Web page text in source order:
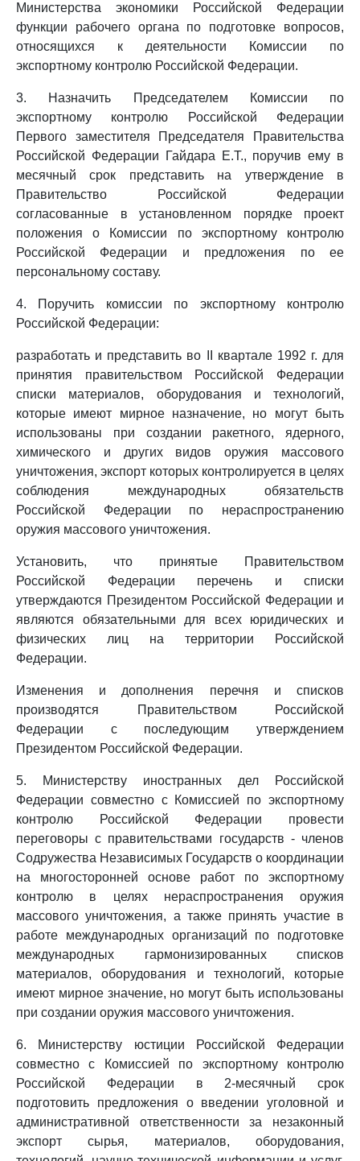
Министерства экономики Российской Федерации
функции рабочего органа по подготовке вопросов,
относящихся к деятельности Комиссии по
экспортному контролю Российской Федерации.
3. Назначить Председателем Комиссии по
экспортному контролю Российской Федерации
Первого заместителя Председателя Правительства
Российской Федерации Гайдара Е.Т., поручив ему в
месячный срок представить на утверждение в
Правительство Российской Федерации
согласованные в установленном порядке проект
положения о Комиссии по экспортному контролю
Российской Федерации и предложения по ее
персональному составу.
4. Поручить комиссии по экспортному контролю
Российской Федерации:
разработать и представить во II квартале 1992 г. для
принятия правительством Российской Федерации
списки материалов, оборудования и технологий,
которые имеют мирное назначение, но могут быть
использованы при создании ракетного, ядерного,
химического и других видов оружия массового
уничтожения, экспорт которых контролируется в целях
соблюдения международных обязательств
Российской Федерации по нераспространению
оружия массового уничтожения.
Установить, что принятые Правительством
Российской Федерации перечень и списки
утверждаются Президентом Российской Федерации и
являются обязательными для всех юридических и
физических лиц на территории Российской
Федерации.
Изменения и дополнения перечня и списков
производятся Правительством Российской
Федерации с последующим утверждением
Президентом Российской Федерации.
5. Министерству иностранных дел Российской
Федерации совместно с Комиссией по экспортному
контролю Российской Федерации провести
переговоры с правительствами государств - членов
Содружества Независимых Государств о координации
на многосторонней основе работ по экспортному
контролю в целях нераспространения оружия
массового уничтожения, а также принять участие в
работе международных организаций по подготовке
международных гармонизированных списков
материалов, оборудования и технологий, которые
имеют мирное значение, но могут быть использованы
при создании оружия массового уничтожения.
6. Министерству юстиции Российской Федерации
совместно с Комиссией по экспортному контролю
Российской Федерации в 2-месячный срок
подготовить предложения о введении уголовной и
административной ответственности за незаконный
экспорт сырья, материалов, оборудования,